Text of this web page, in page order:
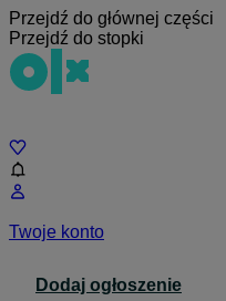
Przejdź do głównej części
Przejdź do stopki
Twoje konto
Dodaj ogłoszenie